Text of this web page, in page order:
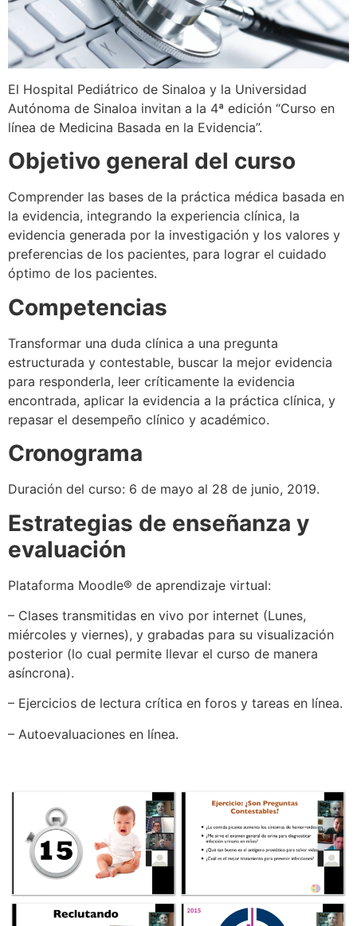
El Hospital Pediátrico de Sinaloa y la Universidad
Autónoma de Sinaloa invitan a la 4ª edición “Curso en
línea de Medicina Basada en la Evidencia”.
Objetivo general del curso
Comprender las bases de la práctica médica basada en
la evidencia, integrando la experiencia clínica, la
evidencia generada por la investigación y los valores y
preferencias de los pacientes, para lograr el cuidado
óptimo de los pacientes.
Competencias
Transformar una duda clínica a una pregunta
estructurada y contestable, buscar la mejor evidencia
para responderla, leer críticamente la evidencia
encontrada, aplicar la evidencia a la práctica clínica, y
repasar el desempeño clínico y académico.
Cronograma
Duración del curso: 6 de mayo al 28 de junio, 2019.
Estrategias de enseñanza y
evaluación
Plataforma Moodle® de aprendizaje virtual:
– Clases transmitidas en vivo por internet (Lunes,
miércoles y viernes), y grabadas para su visualización
posterior (lo cual permite llevar el curso de manera
asíncrona).
– Ejercicios de lectura crítica en foros y tareas en línea.
– Autoevaluaciones en línea.